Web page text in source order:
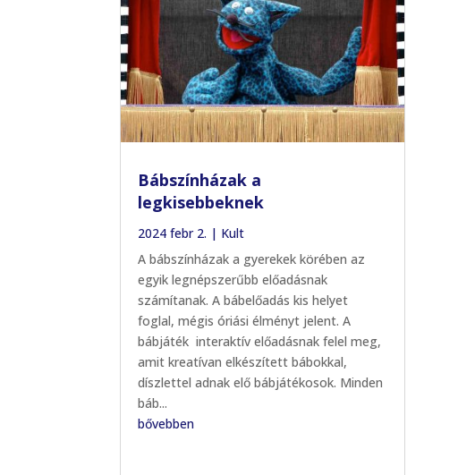
Bábszínházak a
legkisebbeknek
2024 febr 2. | Kult
A bábszínházak a gyerekek körében az
egyik legnépszerűbb előadásnak
számítanak. A bábelőadás kis helyet
foglal, mégis óriási élményt jelent. A
bábjáték interaktív előadásnak felel meg,
amit kreatívan elkészített bábokkal,
díszlettel adnak elő bábjátékosok. Minden
báb...
bővebben